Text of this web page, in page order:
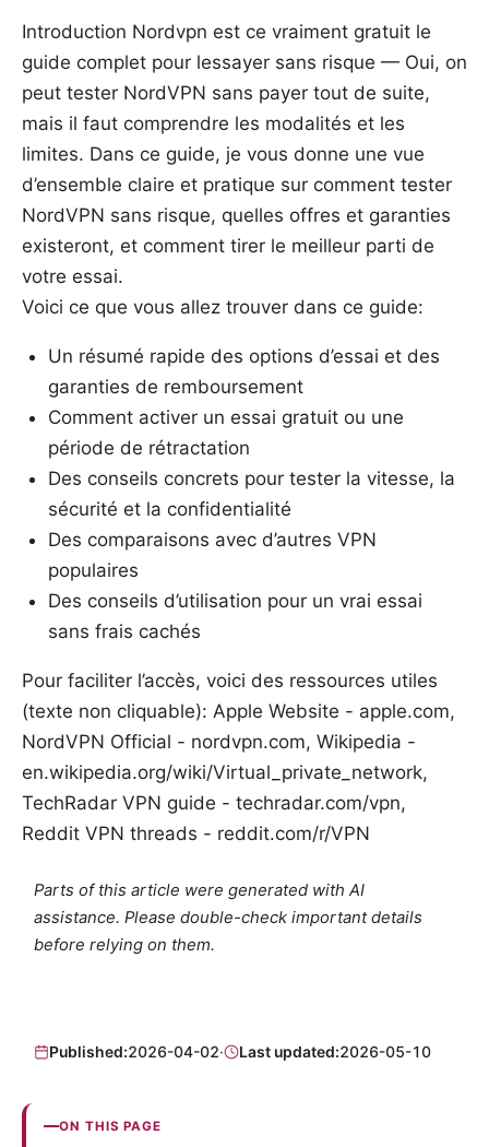
Introduction Nordvpn est ce vraiment gratuit le
guide complet pour lessayer sans risque — Oui, on
peut tester NordVPN sans payer tout de suite,
mais il faut comprendre les modalités et les
limites. Dans ce guide, je vous donne une vue
d’ensemble claire et pratique sur comment tester
NordVPN sans risque, quelles offres et garanties
existeront, et comment tirer le meilleur parti de
votre essai.
Voici ce que vous allez trouver dans ce guide:
Un résumé rapide des options d’essai et des
garanties de remboursement
Comment activer un essai gratuit ou une
période de rétractation
Des conseils concrets pour tester la vitesse, la
sécurité et la confidentialité
Des comparaisons avec d’autres VPN
populaires
Des conseils d’utilisation pour un vrai essai
sans frais cachés
Pour faciliter l’accès, voici des ressources utiles
(texte non cliquable): Apple Website - apple.com,
NordVPN Official - nordvpn.com, Wikipedia -
en.wikipedia.org/wiki/Virtual_private_network,
TechRadar VPN guide - techradar.com/vpn,
Reddit VPN threads - reddit.com/r/VPN
Parts of this article were generated with AI
assistance. Please double-check important details
before relying on them.
Published:2026-04-02· Last updated:2026-05-10
ON THIS PAGE